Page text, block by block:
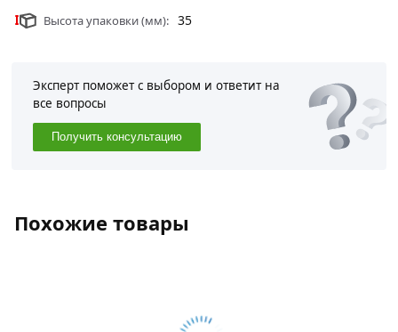
Высота упаковки (мм): 35
Эксперт поможет с выбором и ответит на
все вопросы
Получить консультацию
Похожие товары